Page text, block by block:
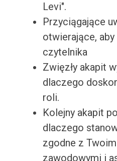
Levi".
Przyciągające
otwierające,
czytelnika
Zwięzły akapit
dlaczego
roli.
Kolejny akapit
dlaczego
zgodne z
zawodowymi i